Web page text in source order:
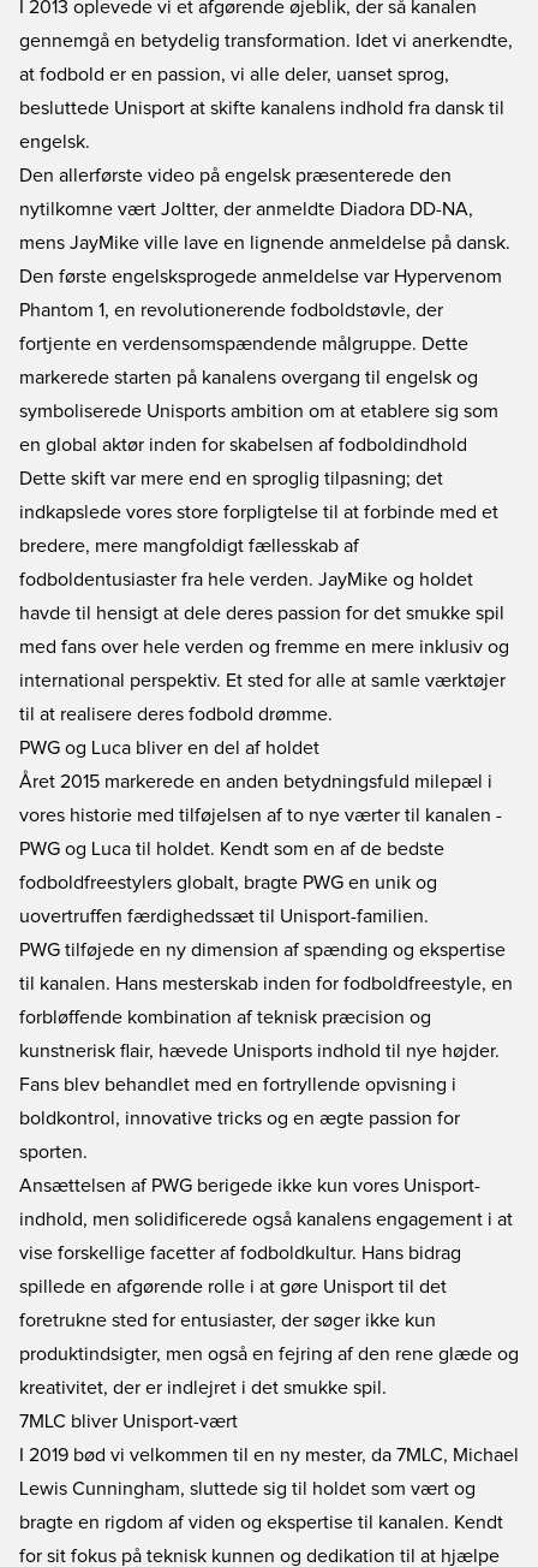
I 2013 oplevede vi et afgørende øjeblik, der så kanalen
gennemgå en betydelig transformation. Idet vi anerkendte,
at fodbold er en passion, vi alle deler, uanset sprog,
besluttede Unisport at skifte kanalens indhold fra dansk til
engelsk.
Den allerførste video på engelsk præsenterede den
nytilkomne vært Joltter, der anmeldte Diadora DD-NA,
mens JayMike ville lave en lignende anmeldelse på dansk.
Den første engelsksprogede anmeldelse var Hypervenom
Phantom 1, en revolutionerende fodboldstøvle, der
fortjente en verdensomspændende målgruppe. Dette
markerede starten på kanalens overgang til engelsk og
symboliserede Unisports ambition om at etablere sig som
en global aktør inden for skabelsen af fodboldindhold
Dette skift var mere end en sproglig tilpasning; det
indkapslede vores store forpligtelse til at forbinde med et
bredere, mere mangfoldigt fællesskab af
fodboldentusiaster fra hele verden. JayMike og holdet
havde til hensigt at dele deres passion for det smukke spil
med fans over hele verden og fremme en mere inklusiv og
international perspektiv. Et sted for alle at samle værktøjer
til at realisere deres fodbold drømme.
PWG og Luca bliver en del af holdet
Året 2015 markerede en anden betydningsfuld milepæl i
vores historie med tilføjelsen af to nye værter til kanalen -
PWG og Luca til holdet. Kendt som en af de bedste
fodboldfreestylers globalt, bragte PWG en unik og
uovertruffen færdighedssæt til Unisport-familien.
PWG tilføjede en ny dimension af spænding og ekspertise
til kanalen. Hans mesterskab inden for fodboldfreestyle, en
forbløffende kombination af teknisk præcision og
kunstnerisk flair, hævede Unisports indhold til nye højder.
Fans blev behandlet med en fortryllende opvisning i
boldkontrol, innovative tricks og en ægte passion for
sporten.
Ansættelsen af PWG berigede ikke kun vores Unisport-
indhold, men solidificerede også kanalens engagement i at
vise forskellige facetter af fodboldkultur. Hans bidrag
spillede en afgørende rolle i at gøre Unisport til det
foretrukne sted for entusiaster, der søger ikke kun
produktindsigter, men også en fejring af den rene glæde og
kreativitet, der er indlejret i det smukke spil.
7MLC bliver Unisport-vært
I 2019 bød vi velkommen til en ny mester, da 7MLC, Michael
Lewis Cunningham, sluttede sig til holdet som vært og
bragte en rigdom af viden og ekspertise til kanalen. Kendt
for sit fokus på teknisk kunnen og dedikation til at hjælpe